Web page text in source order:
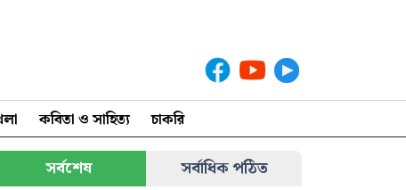
কবিতা ও সাহিত্য চাকরি
সর্বশেষ সর্বাধিক পঠিত